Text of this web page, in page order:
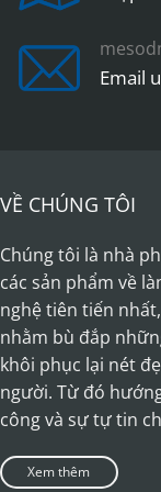
the
Email
VỀ CHÚNG TÔI
Chúng tôi là nhà
các sản phẩm về
nghệ tiên tiến
nhằm bù đắp
khôi phục lại nét
người. Từ đó
công và sự tự tin
Xem thêm